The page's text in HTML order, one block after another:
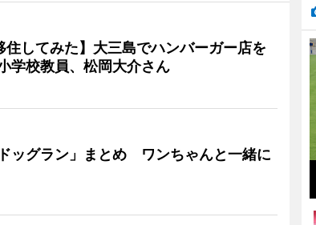
住してみた】大三島でハンバーガー店を
学校教員、松岡大介さん
ッグラン」まとめ ワンちゃんと一緒に